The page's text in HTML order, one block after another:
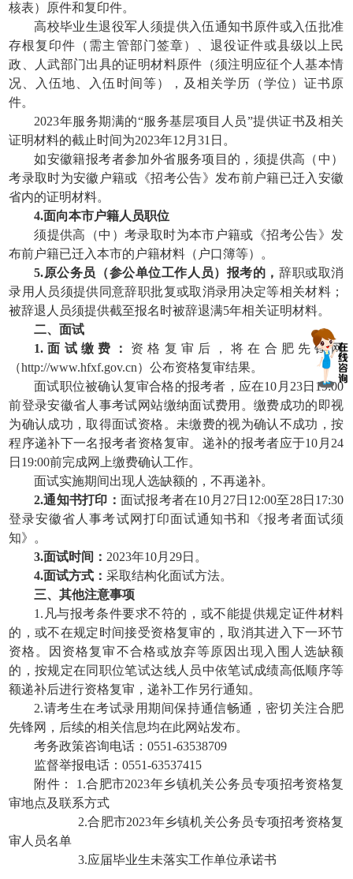
核表）原件和复印件。
高校毕业生退役军人须提供入伍通知书原件或入伍批准
存根复印件（需主管部门签章）、退役证件或县级以上民
政、人武部门出具的证明材料原件（须注明应征个人基本情
况、入伍地、入伍时间等），及相关学历（学位）证书原
件。
2023年服务期满的“服务基层项目人员”提供证书及相关
证明材料的截止时间为2023年12月31日。
如安徽籍报考者参加外省服务项目的，须提供高（中）
考录取时为安徽户籍或《招考公告》发布前户籍已迁入安徽
省内的证明材料。
4.面向本市户籍人员职位
须提供高（中）考录取时为本市户籍或《招考公告》发
布前户籍已迁入本市的户籍材料（户口簿等）。
5.原公务员（参公单位工作人员）报考的， 辞职或取消
录用人员须提供同意辞职批复或取消录用决定等相关材料；
被辞退人员须提供截至报名时被辞退满5年相关证明材料。
二、面试
1.面试缴费： 资格复审后，将在合肥先锋网
（http://www.hfxf.gov.cn）公布资格复审结果。
面试职位被确认复审合格的报考者，应在10月23日19:00
前登录安徽省人事考试网站缴纳面试费用。缴费成功的即视
为确认成功，取得面试资格。未缴费的视为确认不成功，按
程序递补下一名报考者资格复审。递补的报考者应于10月24
日19:00前完成网上缴费确认工作。
面试实施期间出现人选缺额的，不再递补。
2.通知书打印： 面试报考者在10月27日12:00至28日17:30
登录安徽省人事考试网打印面试通知书和《报考者面试须
知》。
3.面试时间： 2023年10月29日。
4.面试方式：采取结构化面试方法。
三、其他注意事项
1.凡与报考条件要求不符的，或不能提供规定证件材料
的，或不在规定时间接受资格复审的，取消其进入下一环节
资格。因资格复审不合格或放弃等原因出现入围人选缺额
的，按规定在同职位笔试达线人员中依笔试成绩高低顺序等
额递补后进行资格复审，递补工作另行通知。
2.请考生在考试录用期间保持通信畅通，密切关注合肥
先锋网，后续的相关信息均在此网站发布。
考务政策咨询电话：0551-63538709
监督举报电话：0551-63537415
附件： 1.合肥市2023年乡镇机关公务员专项招考资格复
审地点及联系方式
2.合肥市2023年乡镇机关公务员专项招考资格复
审人员名单
3.应届毕业生未落实工作单位承诺书